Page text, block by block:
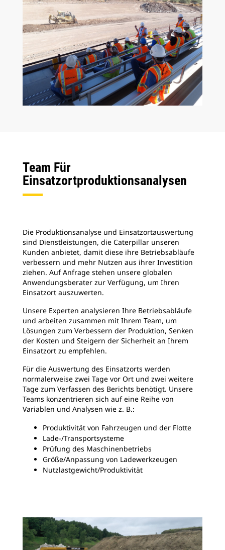
Team Für
Einsatzortproduktionsanalysen
Die Produktionsanalyse und Einsatzortauswertung
sind Dienstleistungen, die Caterpillar unseren
Kunden anbietet, damit diese ihre Betriebsabläufe
verbessern und mehr Nutzen aus ihrer Investition
ziehen. Auf Anfrage stehen unsere globalen
Anwendungsberater zur Verfügung, um Ihren
Einsatzort auszuwerten.
Unsere Experten analysieren Ihre Betriebsabläufe
und arbeiten zusammen mit Ihrem Team, um
Lösungen zum Verbessern der Produktion, Senken
der Kosten und Steigern der Sicherheit an Ihrem
Einsatzort zu empfehlen.
Für die Auswertung des Einsatzorts werden
normalerweise zwei Tage vor Ort und zwei weitere
Tage zum Verfassen des Berichts benötigt. Unsere
Teams konzentrieren sich auf eine Reihe von
Variablen und Analysen wie z. B.:
Produktivität von Fahrzeugen und der Flotte
Lade-/Transportsysteme
Prüfung des Maschinenbetriebs
Größe/Anpassung von Ladewerkzeugen
Nutzlastgewicht/Produktivität